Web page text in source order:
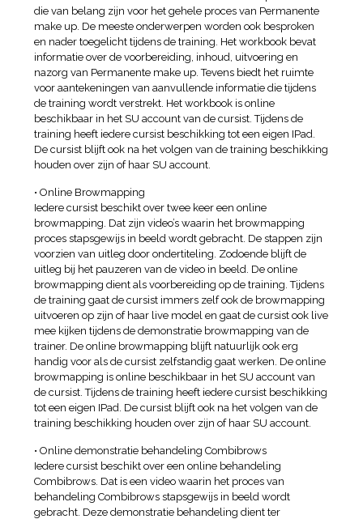
die van belang zijn voor het gehele proces van Permanente
make up. De meeste onderwerpen worden ook besproken
en nader toegelicht tijdens de training. Het workbook bevat
informatie over de voorbereiding, inhoud, uitvoering en
nazorg van Permanente make up. Tevens biedt het ruimte
voor aantekeningen van aanvullende informatie die tijdens
de training wordt verstrekt. Het workbook is online
beschikbaar in het SU account van de cursist. Tijdens de
training heeft iedere cursist beschikking tot een eigen IPad.
De cursist blijft ook na het volgen van de training beschikking
houden over zijn of haar SU account.
• Online Browmapping
Iedere cursist beschikt over twee keer een online
browmapping. Dat zijn video’s waarin het browmapping
proces stapsgewijs in beeld wordt gebracht. De stappen zijn
voorzien van uitleg door ondertiteling. Zodoende blijft de
uitleg bij het pauzeren van de video in beeld. De online
browmapping dient als voorbereiding op de training. Tijdens
de training gaat de cursist immers zelf ook de browmapping
uitvoeren op zijn of haar live model en gaat de cursist ook live
mee kijken tijdens de demonstratie browmapping van de
trainer. De online browmapping blijft natuurlijk ook erg
handig voor als de cursist zelfstandig gaat werken. De online
browmapping is online beschikbaar in het SU account van
de cursist. Tijdens de training heeft iedere cursist beschikking
tot een eigen IPad. De cursist blijft ook na het volgen van de
training beschikking houden over zijn of haar SU account.
• Online demonstratie behandeling Combibrows
Iedere cursist beschikt over een online behandeling
Combibrows. Dat is een video waarin het proces van
behandeling Combibrows stapsgewijs in beeld wordt
gebracht. Deze demonstratie behandeling dient ter